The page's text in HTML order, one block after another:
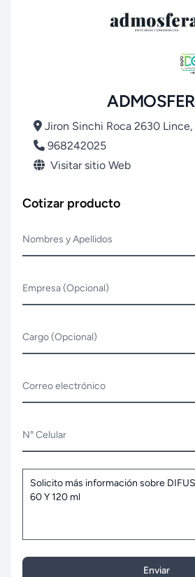
Jiron Sinchi Roca 2630 Lince,
968242025
Visitar sitio Web
Cotizar producto
Nombres y Apellidos
Empresa (Opcional)
Cargo (Opcional)
Correo electrónico
N° Celular
Enviar